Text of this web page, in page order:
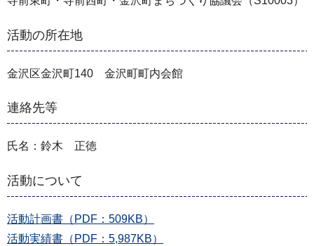
活動の所在地
金沢区金沢町140 金沢町町内会館
連絡先等
氏名：鈴木 正徳
活動について
活動計画書（PDF：509KB）
活動実績書（PDF：5,987KB）